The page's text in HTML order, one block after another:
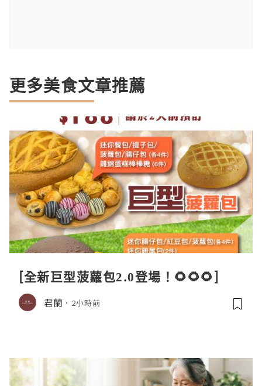
更多美食文章推薦
[全新巨型菠蘿包2.0登場！🌻🌻🌻]
君蘭 2小時前